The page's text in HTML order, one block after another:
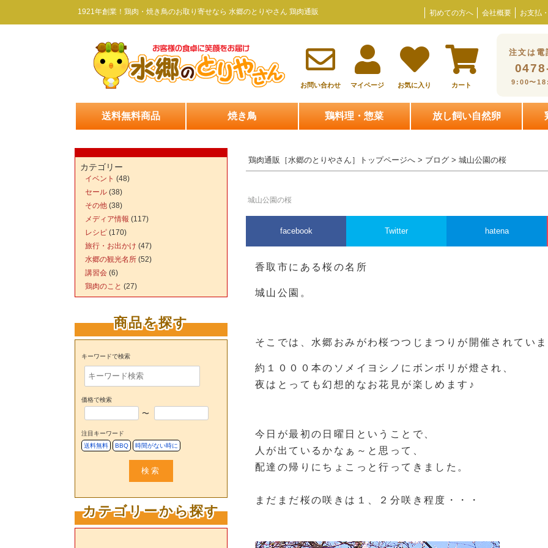
1921年創業！鶏肉・焼き鳥のお取り寄せなら 水郷のとりやさん 鶏肉通販 初めての方へ 会社概要 お支払
お問い合わせ マイページ お気に入り カート
注文は電
9:00〜
送料無料商品 焼き鳥 鶏料理・惣菜 放し飼い自然卵
鶏肉通販［水郷のとりやさん］トップページへ > ブログ > 城山公園の桜
城山公園の桜
facebook Twitter hatena
香取市にある桜の名所
城山公園。
そこでは、水郷おみがわ桜つつじまつりが開催されてい
約１０００本のソメイヨシノにボンボリが燈され、
夜はとっても幻想的なお花見が楽しめます♪
今日が最初の日曜日ということで、
人が出ているかなぁ～と思って、
配達の帰りにちょこっと行ってきました。
まだまだ桜の咲きは１、２分咲き程度・・・
カテゴリー
イベント (48)
セール (38)
その他 (38)
メディア情報 (117)
レシピ (170)
旅行・お出かけ (47)
水郷の観光名所 (52)
講習会 (6)
鶏肉のこと (27)
商品を探す
キーワードで検索
価格で検索
〜
注目キーワード
送料無料
BBQ 時間がない時に
検索
カテゴリーから探す